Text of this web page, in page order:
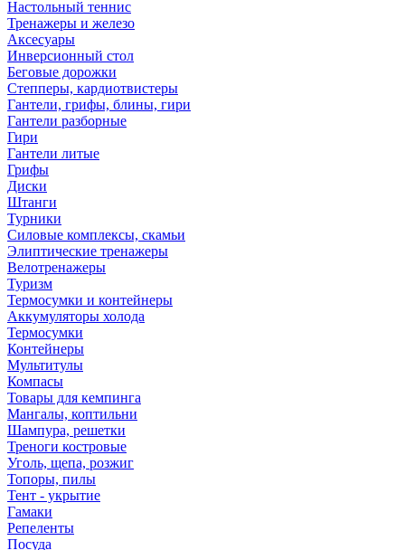
Настольный теннис
Тренажеры и железо
Аксесуары
Инверсионный стол
Беговые дорожки
Степперы, кардиотвистеры
Гантели, грифы, блины, гири
Гантели разборные
Гири
Гантели литые
Грифы
Диски
Штанги
Турники
Силовые комплексы, скамьи
Элиптические тренажеры
Велотренажеры
Туризм
Термосумки и контейнеры
Аккумуляторы холода
Термосумки
Контейнеры
Мультитулы
Компасы
Товары для кемпинга
Мангалы, коптильни
Шампура, решетки
Треноги костровые
Уголь, щепа, розжиг
Топоры, пилы
Тент - укрытие
Гамаки
Репеленты
Посуда